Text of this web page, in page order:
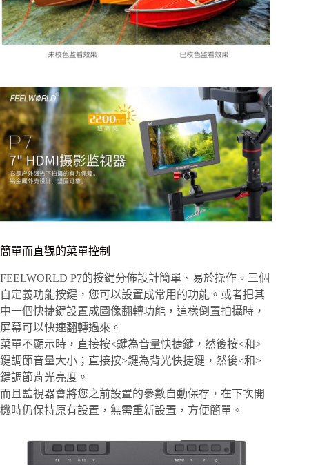
簡單而直觀的菜單控制
FEELWORLD P7的按鍵分佈設計簡單、易於操作。三個
自定義功能按鍵，您可以設置成常用的功能。或者把其
中一個快捷鍵設置成圖像翻轉功能，這樣倒置拍攝時，
屏幕可以快速翻轉過來。
菜單不顯示時，直接按<鍵為音量快捷鍵，然後按<和>
鍵調節音量大小；直接按>鍵為背光快捷鍵，然後<和>
鍵調節背光亮度。
而且監視器會將您之前設置的參數自動保存，在下次開
機時仍保持原有設置，無需重新設置，方便簡單。